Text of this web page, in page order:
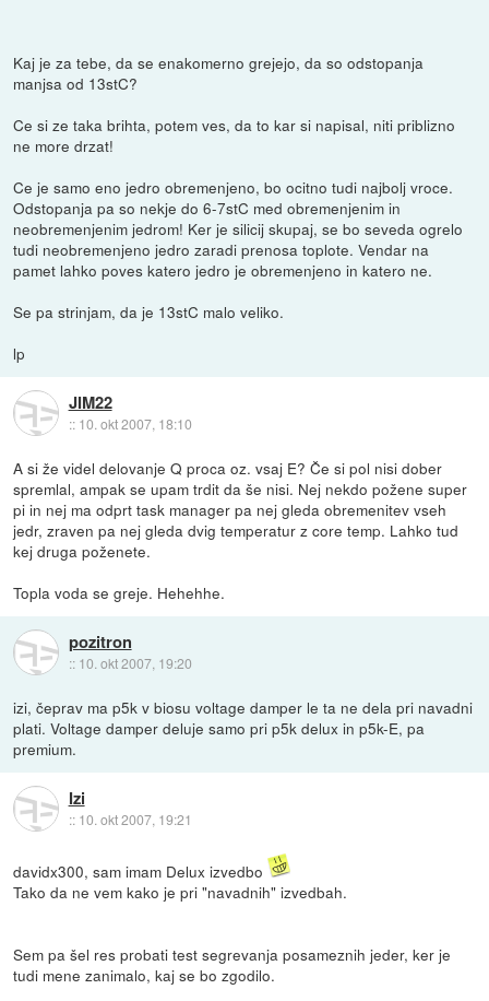
Kaj je za tebe, da se enakomerno grejejo, da so odstopanja
manjsa od 13stC?
Ce si ze taka brihta, potem ves, da to kar si napisal, niti priblizno
ne more drzat!
Ce je samo eno jedro obremenjeno, bo ocitno tudi najbolj vroce.
Odstopanja pa so nekje do 6-7stC med obremenjenim in
neobremenjenim jedrom! Ker je silicij skupaj, se bo seveda ogrelo
tudi neobremenjeno jedro zaradi prenosa toplote. Vendar na
pamet lahko poves katero jedro je obremenjeno in katero ne.
Se pa strinjam, da je 13stC malo veliko.
lp
JIM22
:: 10. okt 2007, 18:10
A si že videl delovanje Q proca oz. vsaj E? Če si pol nisi dober
spremlal, ampak se upam trdit da še nisi. Nej nekdo požene super
pi in nej ma odprt task manager pa nej gleda obremenitev vseh
jedr, zraven pa nej gleda dvig temperatur z core temp. Lahko tud
kej druga poženete.
Topla voda se greje. Hehehhe.
pozitron
:: 10. okt 2007, 19:20
izi, čeprav ma p5k v biosu voltage damper le ta ne dela pri navadni
plati. Voltage damper deluje samo pri p5k delux in p5k-E, pa
premium.
Izi
:: 10. okt 2007, 19:21
davidx300, sam imam Delux izvedbo
Tako da ne vem kako je pri "navadnih" izvedbah.
Sem pa šel res probati test segrevanja posameznih jeder, ker je
tudi mene zanimalo, kaj se bo zgodilo.